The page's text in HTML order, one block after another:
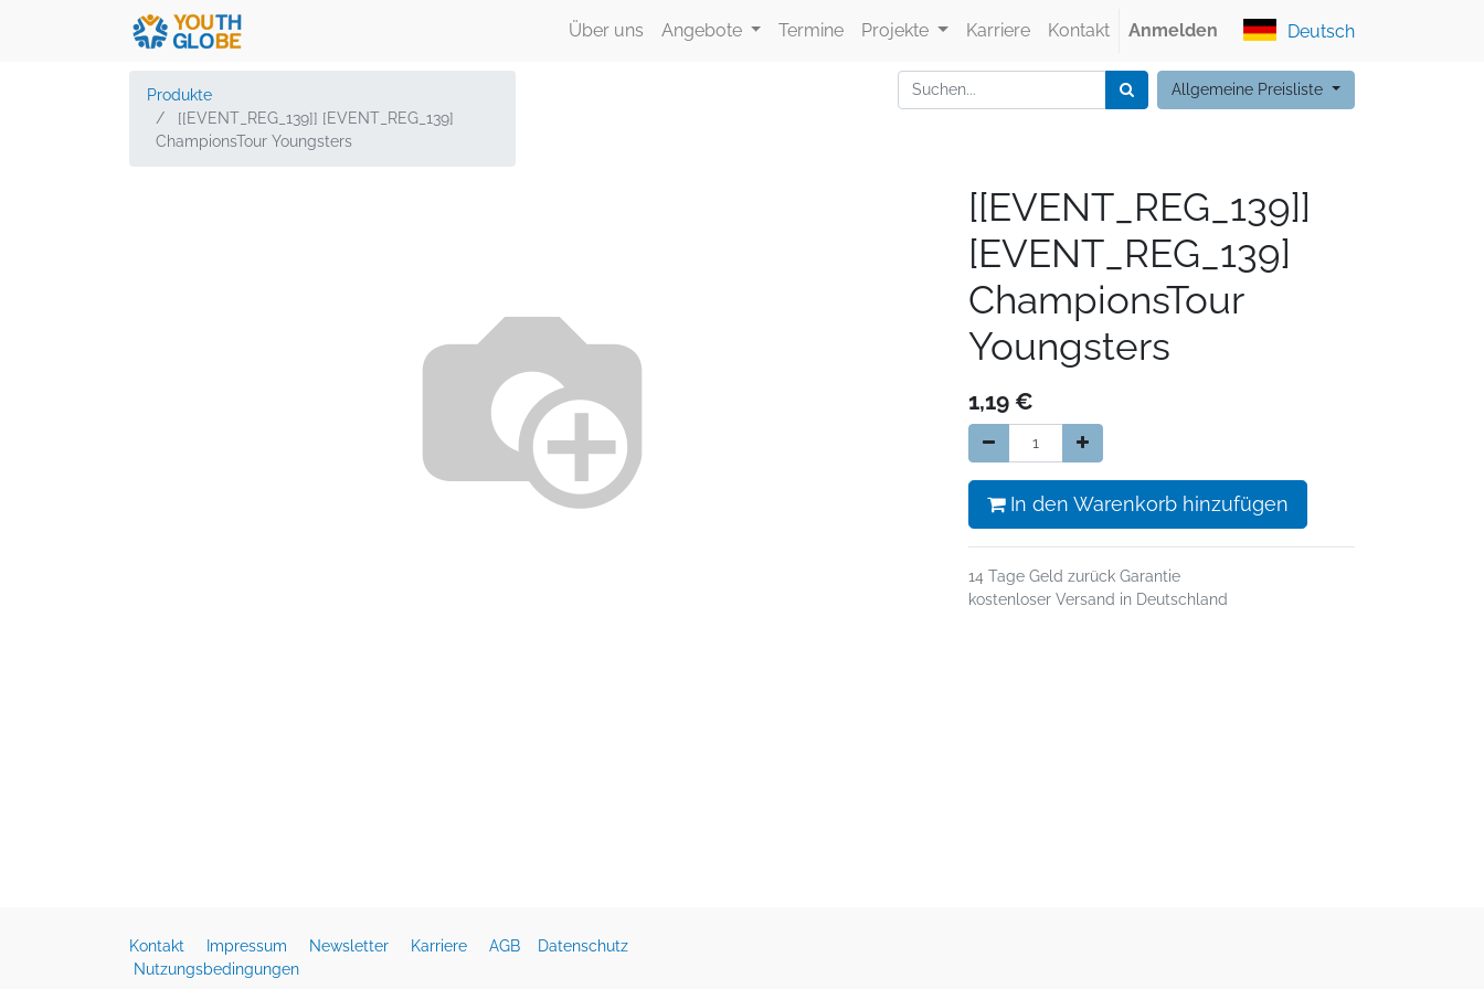
Über uns Angebote Termine Projekte Karriere Kontakt Anmelden Deutsch
Produkte
[[EVENT_REG_139]] [EVENT_REG_139]
ChampionsTour Youngsters
Allgemeine Preisliste
[[EVENT_REG_139]]
[EVENT_REG_139]
ChampionsTour
Youngsters
1,19 €
In den Warenkorb hinzufügen
14 Tage Geld zurück Garantie
kostenloser Versand in Deutschland
Kontakt Impressum Newsletter Karriere AGB
Datenschutz
Nutzungsbedingungen